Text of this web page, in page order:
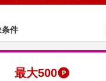
・ゴルフ
条件
最大500